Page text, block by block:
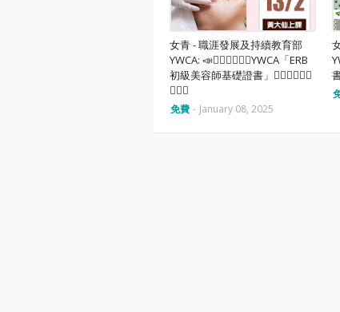
女青 - 職涯發展及持續教育部
YWCA: 📣💆🏻‍♀🧖🏻‍♀️YWCA「ERB
初級美容師基礎證書」‍💆🏻‍♀️💆🏻‍♂️
🧖🏻‍♂️
免費 - January 08, 2025